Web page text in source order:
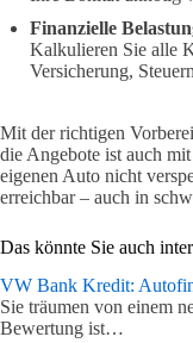
Finanzielle
Kalkulieren Sie alle
Versicherung,
Mit der richtigen
die Angebote ist auch
eigenen Auto nicht
erreichbar – auch in
Das könnte Sie auch
VW Bank Kredit:
Sie träumen von einem
Bewertung ist…